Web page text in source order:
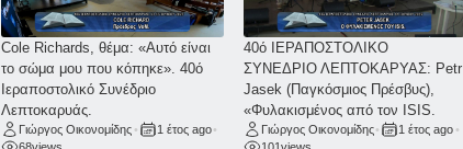
Cole Richards, θέμα: «Αυτό είναι
το σώμα μου που κόπηκε». 40ό
Ιεραποστολικό Συνέδριο
Λεπτοκαρυάς.
Γιώργος Οικονομίδης • 1 έτος ago•
40ό ΙΕΡΑΠΟΣΤΟΛΙΚΟ
ΣΥΝΕΔΡΙΟ ΛΕΠΤΟΚΑΡΥΑΣ: Petr
Jasek (Παγκόσμιος Πρέσβυς),
«Φυλακισμένος από τον ISIS.
Γιώργος Οικονομίδης• 1 έτος ago •